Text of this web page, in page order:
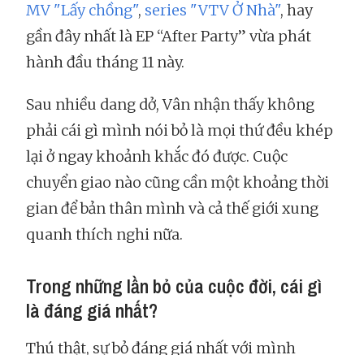
MV "Lấy chồng", series "VTV Ở Nhà", hay
gần đây nhất là EP “After Party” vừa phát
hành đầu tháng 11 này.
Sau nhiều dang dở, Vân nhận thấy không
phải cái gì mình nói bỏ là mọi thứ đều khép
lại ở ngay khoảnh khắc đó được. Cuộc
chuyển giao nào cũng cần một khoảng thời
gian để bản thân mình và cả thế giới xung
quanh thích nghi nữa.
Trong những lần bỏ của cuộc đời, cái gì
là đáng giá nhất?
Thú thật, sự bỏ đáng giá nhất với mình